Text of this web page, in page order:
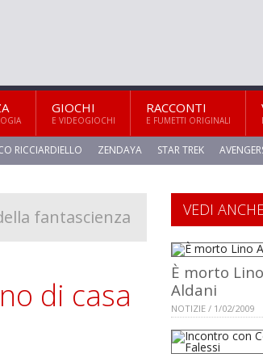
GIOCHI
E VIDEOGIOCHI
RACCONTI
E FUMETTI ORIGINALI
RICCIARDIELLO ZENDAYA STAR TREK
fantascienza
di casa
VEDI
È morto Lino
Aldani
NOTIZIE / 1/02/2009